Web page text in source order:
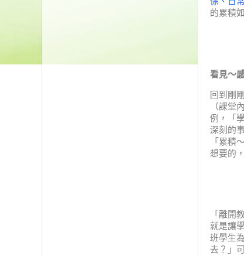
的累積
看見～
回到剛
（課堂
例，「
深刻的
「累積
想要的
「離開
就是讓
班學生
去？」